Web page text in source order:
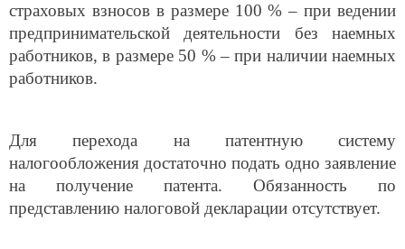
страховых взносов в размере 100 % – при ведении
предпринимательской деятельности без наемных
работников, в размере 50 % – при наличии наемных
работников.
Для перехода на патентную систему
налогообложения достаточно подать одно заявление
на получение патента. Обязанность по
представлению налоговой декларации отсутствует.